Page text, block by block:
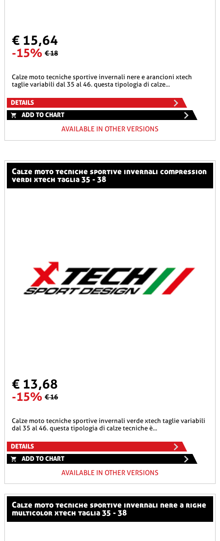
€ 15,64
-15% € 18
calze moto tecniche sportive invernali nere e arancioni xtech
taglie variabili dal 35 al 46. questa tipologia di calze...
DETAILS
ADD TO CHART
AVAILABLE IN OTHER VERSIONS
calze moto tecniche sportive invernali compression
verdi xtech taglia 35 - 38
€ 13,68
-15% € 16
calze moto tecniche sportive invernali verde xtech taglie variabili
dal 35 al 46. questa tipologia di calze tecniche è...
DETAILS
ADD TO CHART
AVAILABLE IN OTHER VERSIONS
calze moto tecniche sportive invernali nere a righe
multicolor xtech taglia 35 - 38